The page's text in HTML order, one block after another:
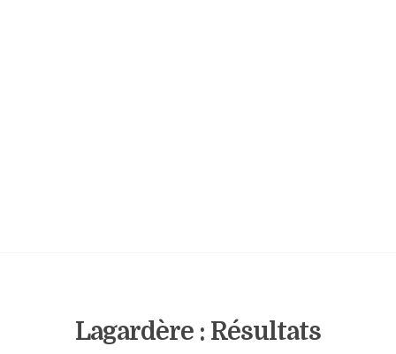
Lagardère : Résultats